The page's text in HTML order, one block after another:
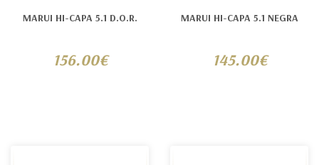
MARUI HI-CAPA 5.1 D.O.R.
156.00€
MARUI HI-CAPA 5.1 NEGRA
145.00€